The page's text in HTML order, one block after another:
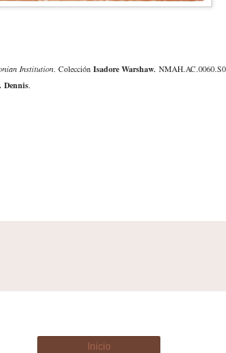
Institution. Colección Isadore Warshaw.
Dennis.
Inicio